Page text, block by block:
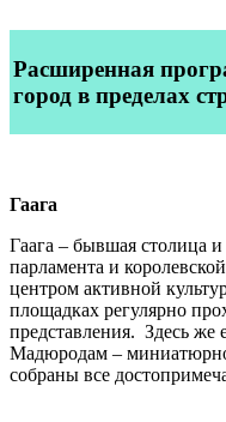
Расширенная
город в пределах
Гаага
Гаага – бывшая столица и
парламента и
центром активной
площадках регулярно
представления. Здесь же
Мадюродам –
собраны все